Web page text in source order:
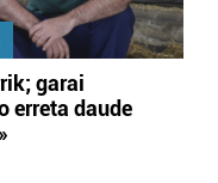
garai
erreta daude